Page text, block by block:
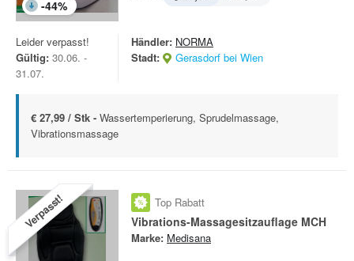
-44%
Leider verpasst!
Gültig: 30.06. -
31.07.
Händler: NORMA
Stadt:
Gerasdorf bei Wien
€ 27,99 / Stk - Wassertemperierung, Sprudelmassage,
Vibrationsmassage
Verpasst! Top Rabatt
Vibrations-Massagesitzauflage MCH
Marke: Medisana